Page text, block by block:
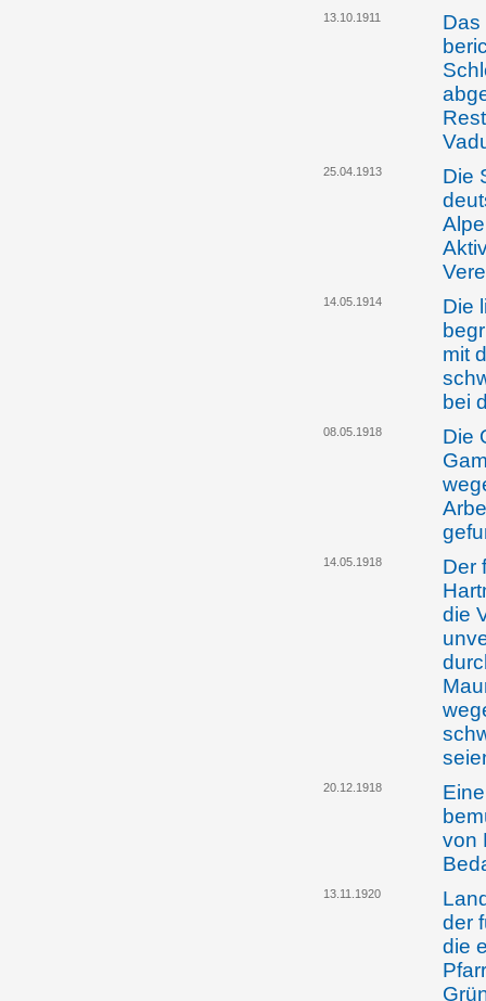
13.10.1911
Das
25.04.1913
Die
14.05.1914
Die
mit
bei
08.05.1918
Die
14.05.1918
Der
die
20.12.1918
von
13.11.1920
der
die